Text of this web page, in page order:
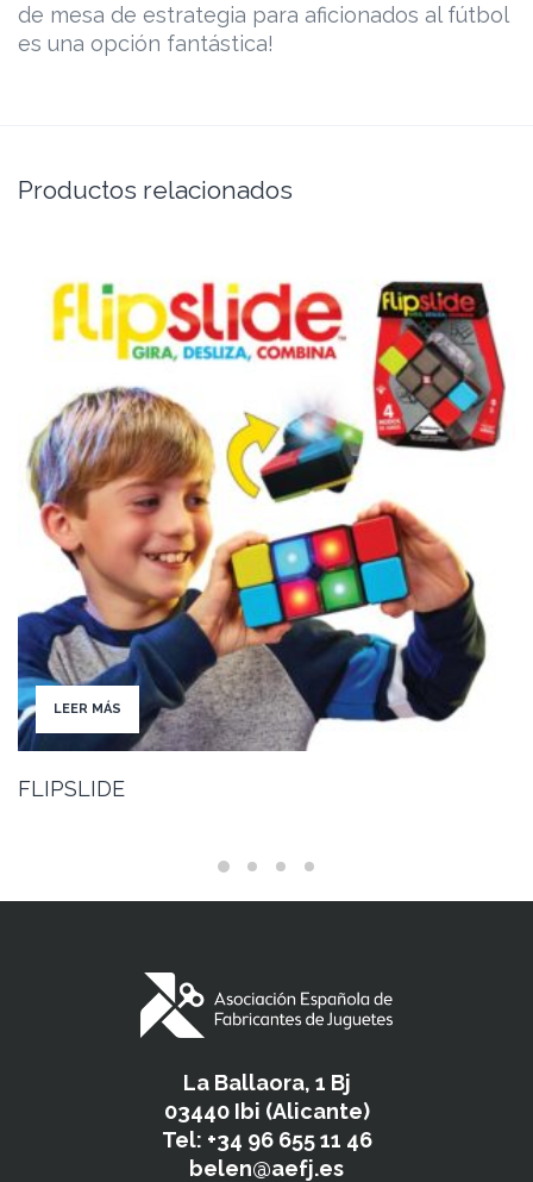
de mesa de estrategia para aficionados al fútbol
es una opción fantástica!
Productos relacionados
LEER MÁS
FLIPSLIDE
La Ballaora, 1 Bj
03440 Ibi (Alicante)
Tel: +34 96 655 11 46
belen@aefj.es